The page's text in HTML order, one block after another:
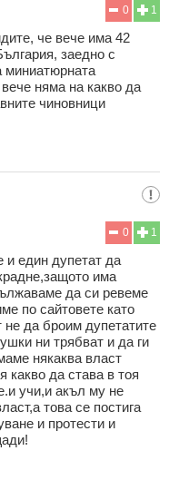
1
0
че вече има 42
заедно с
миниатюрната
няма на какво да
чиновници
1
0
и един дупетат да
има
да си ревеме
по сайтовете като
да броим дупетатите
ни трябват и да ги
някаква власт
какво да става в тоя
учи,и акъл му не
това се постига
и протести и